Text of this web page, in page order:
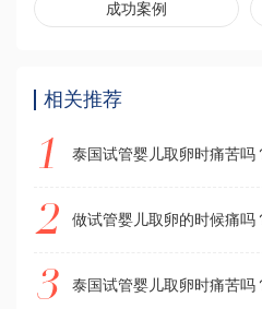
成功案例
相关推荐
泰国试管婴儿取卵时痛苦吗
做试管婴儿取卵的时候痛吗
泰国试管婴儿取卵时痛苦